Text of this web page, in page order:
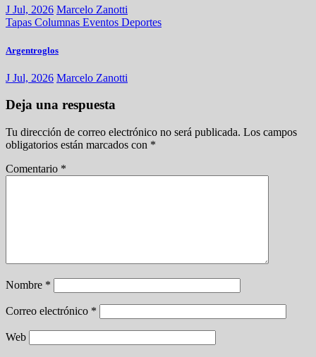
J Jul, 2026 Marcelo Zanotti
Tapas Columnas Eventos Deportes
Argentroglos
J Jul, 2026 Marcelo Zanotti
Deja una respuesta
Tu dirección de correo electrónico no será publicada. Los campos
obligatorios están marcados con *
Comentario *
Nombre *
Correo electrónico *
Web